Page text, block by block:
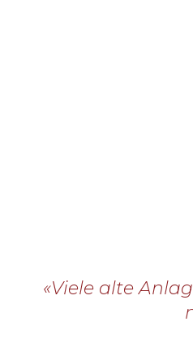
«Viele alte